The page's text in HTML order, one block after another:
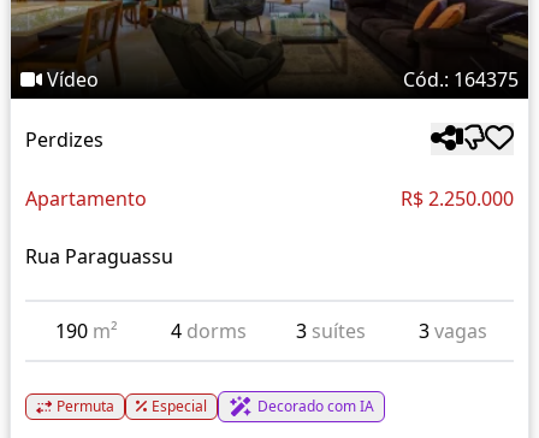
Vídeo Cód.: 164375
Perdizes
Apartamento R$ 2.250.000
Rua Paraguassu
190 m² 4 dorms 3 suítes 3vagas
Permuta Especial Decorado com IA